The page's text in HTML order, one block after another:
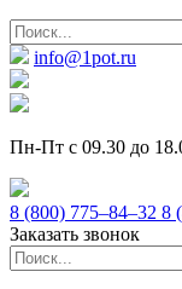
info@1pot.ru
Пн-Пт с 09.30 до
8 (800) 775–84–32 8
Заказать звонок